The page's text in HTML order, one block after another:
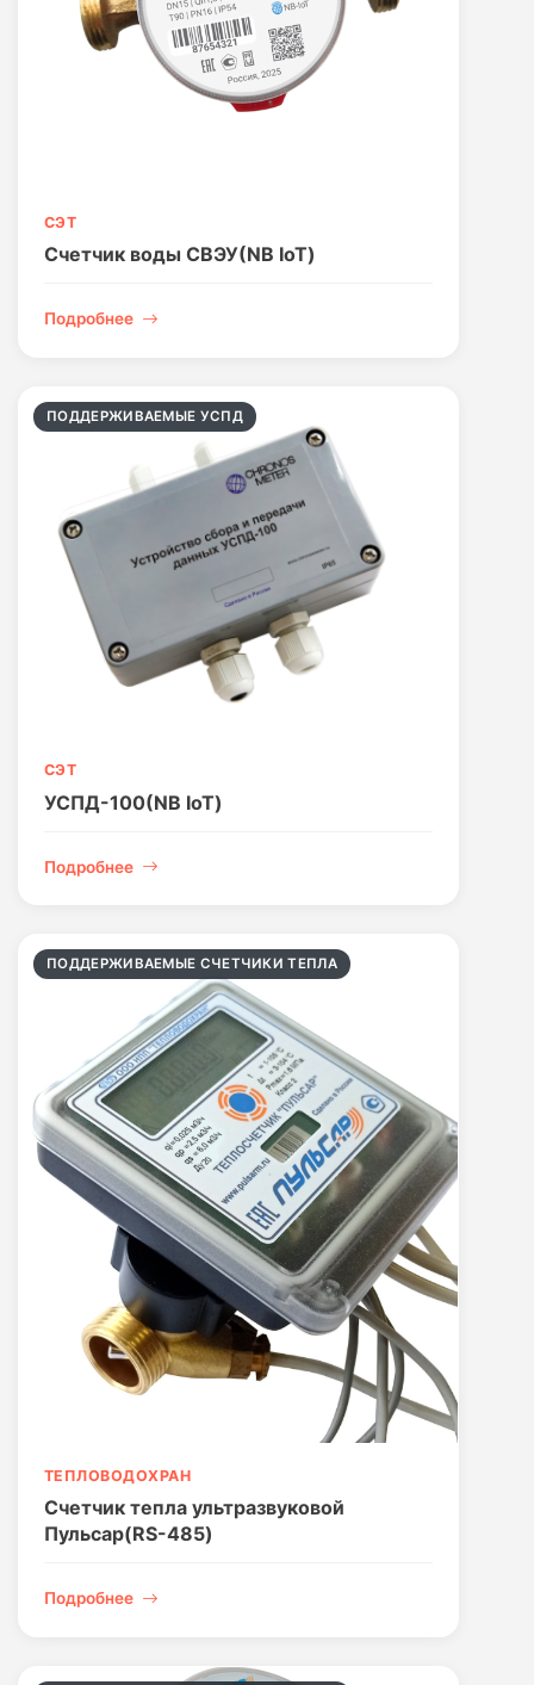
СЭТ
Счетчик воды СВЭУ(NB IoT)
Подробнее
ПОДДЕРЖИВАЕМЫЕ УСПД
СЭТ
УСПД-100(NB IoT)
Подробнее
ПОДДЕРЖИВАЕМЫЕ СЧЕТЧИКИ ТЕПЛА
ТЕПЛОВОДОХРАН
Счетчик тепла ультразвуковой
Пульсар(RS-485)
Подробнее